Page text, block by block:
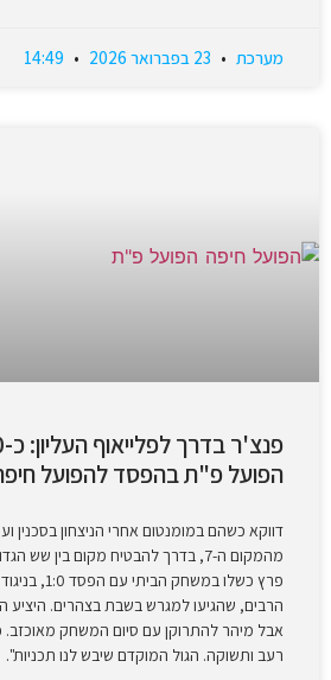
מערכת
הפועל פ"ת בהפסד להפועל
מהמקום ה-7, בדרך להבטיח מקום בין
פרץ כשלו
הרבים, שהגיעו למגרש בשבת בצהרים.
אבל מיהר להתרוקן עם סיום המשחק
רעב ותשוקה. הגול המוקדם שיבש לנו תכניות".